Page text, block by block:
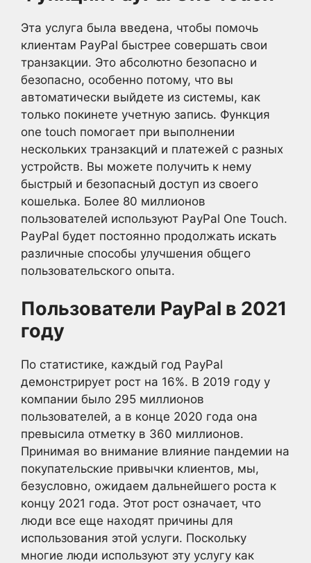
Эта услуга была введена, чтобы помочь
клиентам PayPal быстрее совершать свои
транзакции. Это абсолютно безопасно и
безопасно, особенно потому, что вы
автоматически выйдете из системы, как
только покинете учетную запись. Функция
one touch помогает при выполнении
нескольких транзакций и платежей с разных
устройств. Вы можете получить к нему
быстрый и безопасный доступ из своего
кошелька. Более 80 миллионов
пользователей используют PayPal One Touch.
PayPal будет постоянно продолжать искать
различные способы улучшения общего
пользовательского опыта.
Пользователи PayPal в 2021
году
По статистике, каждый год PayPal
демонстрирует рост на 16%. В 2019 году у
компании было 295 миллионов
пользователей, а в конце 2020 года она
превысила отметку в 360 миллионов.
Принимая во внимание влияние пандемии на
покупательские привычки клиентов, мы,
безусловно, ожидаем дальнейшего роста к
концу 2021 года. Этот рост означает, что
люди все еще находят причины для
использования этой услуги. Поскольку
многие люди используют эту услугу как